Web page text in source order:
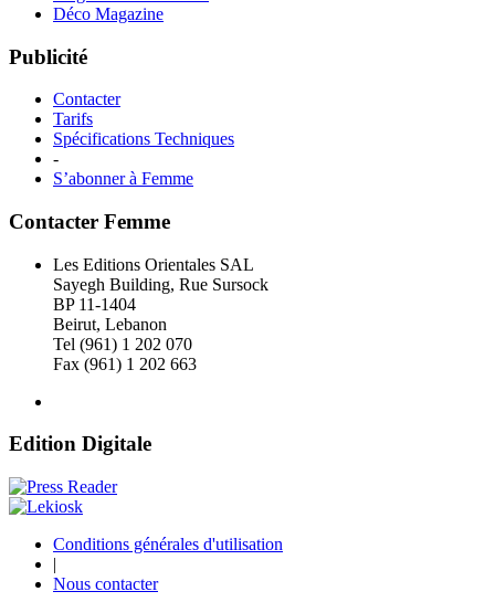
Déco Magazine
Publicité
Contacter
Tarifs
Spécifications Techniques
-
S’abonner à Femme
Contacter Femme
Les Editions Orientales SAL
Sayegh Building, Rue Sursock
BP 11-1404
Beirut, Lebanon
Tel (961) 1 202 070
Fax (961) 1 202 663
Edition Digitale
Conditions générales d'utilisation
|
Nous contacter